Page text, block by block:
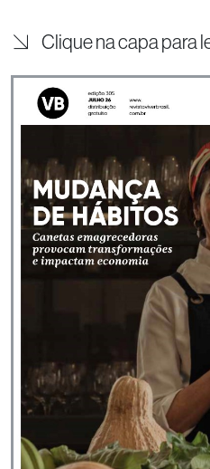
Clique na capa para